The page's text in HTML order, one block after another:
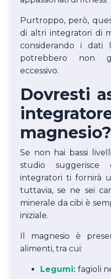
Purtroppo, però,
di altri integratori di
considerando i dati
potrebbero non
eccessivo.
Dovresti
magnesio?
Se non hai bassi
studio
integratori ti fornirà
tuttavia, se ne sei
minerale da cibi è
iniziale.
Il magnesio è
alimenti, tra cui:
Legumi: fagioli